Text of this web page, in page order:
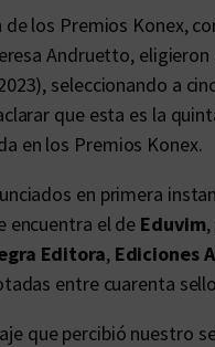
de los Premios Konex,
Andruetto,
seleccionando a
que esta es la
en los Premios Konex.
en primera
encuentra el de Eduvim
Editora, Ediciones
entre cuarenta
que percibió nuestro